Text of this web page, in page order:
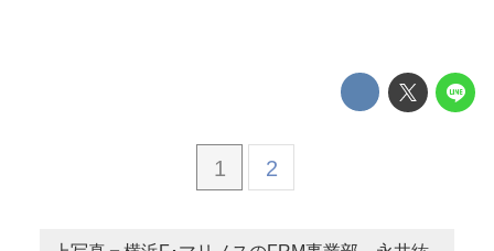
1 2